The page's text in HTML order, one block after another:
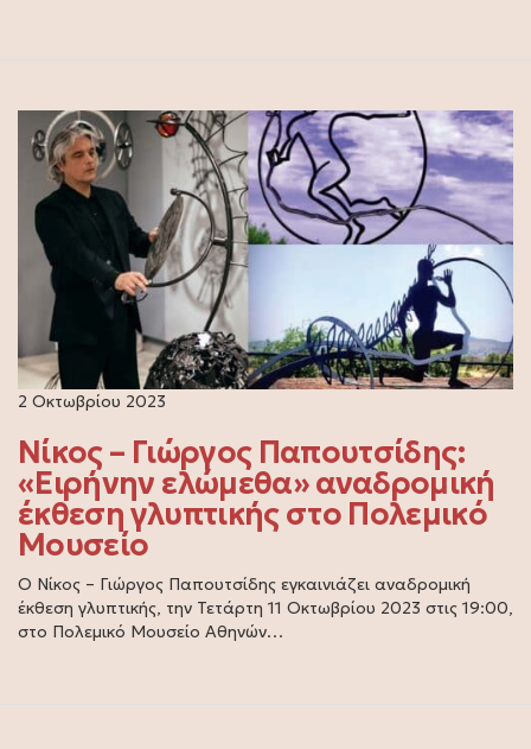
2 Οκτωβρίου 2023
Νίκος – Γιώργος Παπουτσίδης:
«Ειρήνην ελώμεθα» αναδρομική
έκθεση γλυπτικής στο Πολεμικό
Μουσείο
Ο Νίκος – Γιώργος Παπουτσίδης εγκαινιάζει αναδρομική
έκθεση γλυπτικής, την Τετάρτη 11 Οκτωβρίου 2023 στις 19:00,
στο Πολεμικό Μουσείο Αθηνών…